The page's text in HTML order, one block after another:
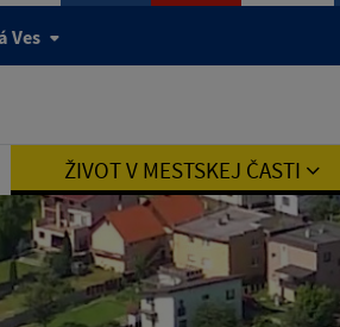
Ves
ŽIVOT V MESTSKEJ ČASTI